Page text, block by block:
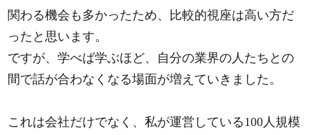
関わる機会も多かったため、比較的視座は高い方だ
ったと思います。
ですが、学べば学ぶほど、自分の業界の人たちとの
間で話が合わなくなる場面が増えていきました。
これは会社だけでなく、私が運営している100人規模